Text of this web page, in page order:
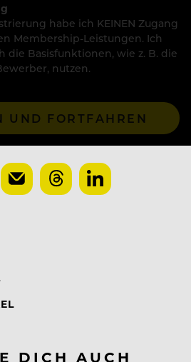
habe ich KEINEN Zugang
Membership-Leistungen. Ich
die Basisfunktionen, wie z. B. die
nutzen.
UND FORTFAHREN
DICH AUCH